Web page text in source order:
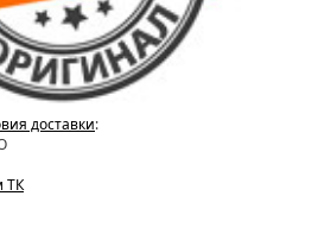
доставки:
ТК